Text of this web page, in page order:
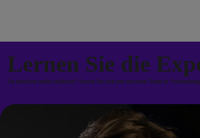
Lernen Sie die
Sie möchten mehr erfahren? Setzen Sie sich mit unserem Team in